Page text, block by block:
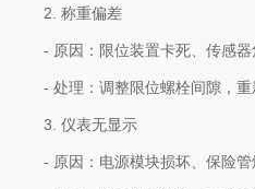
2. 称重偏差
- 原因：限位装置卡死、传感器
- 处理：调整限位螺栓间隙，重
3. 仪表无显示
- 原因：电源模块损坏、保险管